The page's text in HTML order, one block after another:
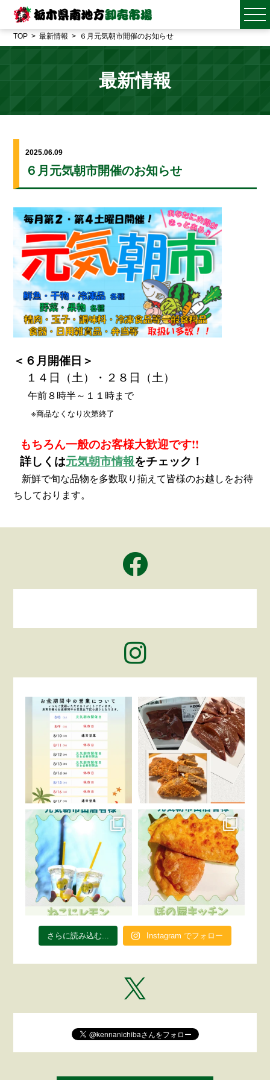
TOP 最新情報 ６月元気朝市開催のお知らせ
最新情報
2025.06.09
６月元気朝市開催のお知らせ
＜６月開催日＞
１４ 日（土）・２８日（土）
午前８時半～１１時まで
※商品なくなり次第終了
もちろん一般のお客様大歓迎です!!
詳しくは元気朝市情報をチェック！
新鮮で旬な品物を多数取り揃えて皆様のお越しをお待
ちしております。
さらに読み込む... Instagram でフォロー